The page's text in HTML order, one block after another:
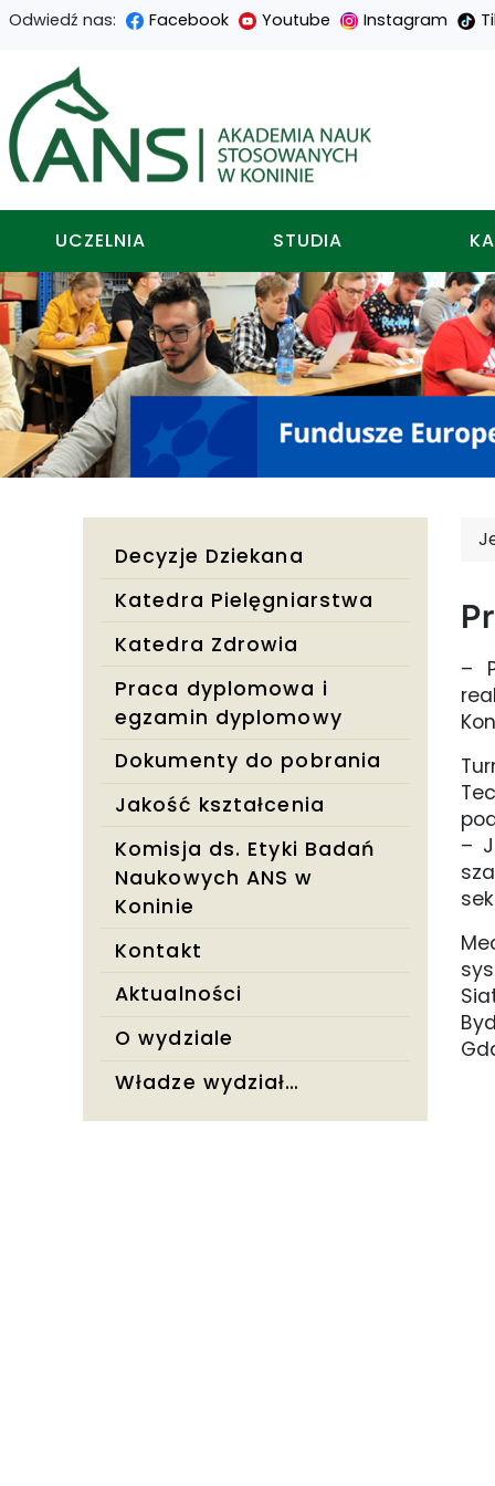
Przejdź
do
treści
głównej
Przejdź
do
menu
nawigacyjnego
Przejdź
do
wyszukiwarki
Przejdź
do
mapy
strony
Odwiedź nas: Facebook Youtube Instagram
Akademia nauk
UCZELNIA STUDIA
Decyzje Dziekana
Katedra Pielęgniarstwa
Katedra Zdrowia
Praca dyplomowa i
egzamin dyplomowy
Dokumenty do pobrania
Jakość kształcenia
Komisja ds. Etyki Badań
Naukowych ANS w
Koninie
Kontakt
Aktualności
O wydziale
Władze wydziału
–
–